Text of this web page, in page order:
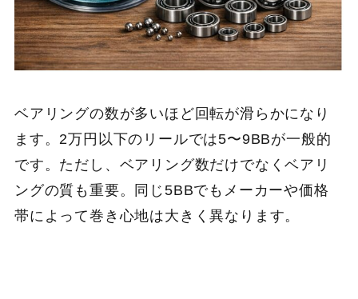
ベアリングの数が多いほど回転が滑らかになり
ます。2万円以下のリールでは5〜9BBが一般的
です。ただし、ベアリング数だけでなくベアリ
ングの質も重要。同じ5BBでもメーカーや価格
帯によって巻き心地は大きく異なります。